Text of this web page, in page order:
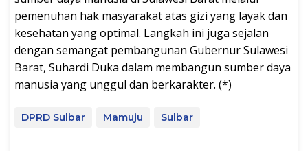
pemenuhan hak masyarakat atas gizi yang layak dan
kesehatan yang optimal. Langkah ini juga sejalan
dengan semangat pembangunan Gubernur Sulawesi
Barat, Suhardi Duka dalam membangun sumber daya
manusia yang unggul dan berkarakter. (*)
DPRD Sulbar Mamuju Sulbar